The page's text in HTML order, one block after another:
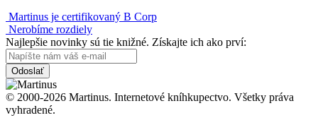
Martinus je certifikovaný B Corp
Nerobíme rozdiely
Najlepšie novinky sú tie knižné. Získajte ich ako prví:
Odoslať
© 2000-2026 Martinus. Internetové kníhkupectvo. Všetky práva
vyhradené.